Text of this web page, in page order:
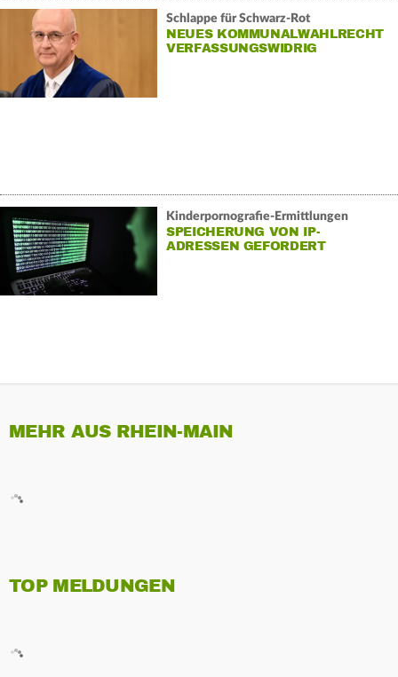
Schlappe für Schwarz-Rot
NEUES KOMMUNALWAHLRECHT
VERFASSUNGSWIDRIG
Kinderpornografie-Ermittlungen
SPEICHERUNG VON IP-
ADRESSEN GEFORDERT
MEHR AUS RHEIN-MAIN
TOP MELDUNGEN